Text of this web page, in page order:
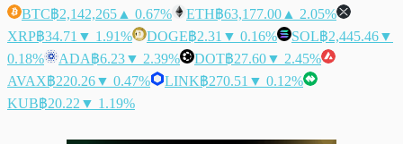
BTC฿2,142,265 ▲ 0.67% ETH฿63,177.00 ▲ 2.05%
XRP฿34.71 ▼ 1.91% DOGE฿2.31 ▼ 0.16% SOL฿2,445.46▼
0.18%
ADA฿6.23▼ 2.39% DOT฿27.60▼ 2.45%
AVAX฿220.26▼ 0.47% LINK฿270.51 ▼ 0.12%
KUB฿20.22 ▼ 1.19%